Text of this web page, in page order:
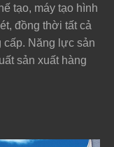
tạo, máy tạo hình
đồng thời tất cả
Năng lực sản
sản xuất hàng